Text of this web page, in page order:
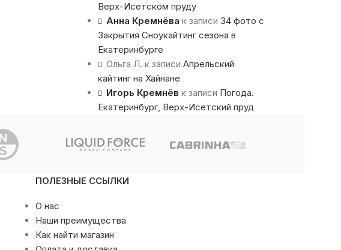
Верх-Исетском пруду
Анна Кремнёва к записи 34 фото с
Закрытия Сноукайтинг сезона в
Екатеринбурге
Ольга Л. к записи Апрельский
кайтинг на Хайнане
Игорь Кремнёв к записи Погода.
Екатеринбург, Верх-Исетский пруд
ПОЛЕЗНЫЕ ССЫЛКИ
О нас
Наши преимущества
Как найти магазин